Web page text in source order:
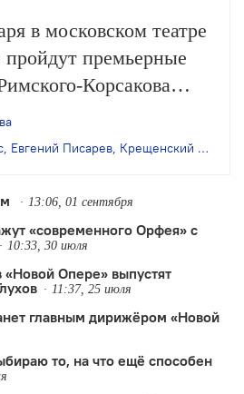
в московском театре
премьерные
Корсакова
в постановке
Премьера станет
театр проводит с
, Евгений Писарев, Крещенский фестиваль
13:06, 01 сентября
«современного Орфея» с
10:33, 30 июля
Опере» выпустят
11:37, 25 июля
главным дирижёром «Новой
то, на что ещё способен